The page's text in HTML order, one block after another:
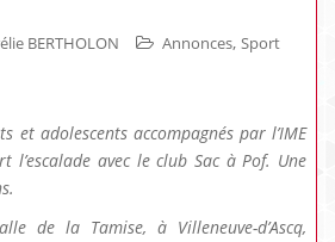
BERTHOLON Annonces, Sport
et adolescents accompagnés par l’IME
l’escalade avec le club Sac à Pof. Une
de la Tamise, à Villeneuve-d’Ascq,